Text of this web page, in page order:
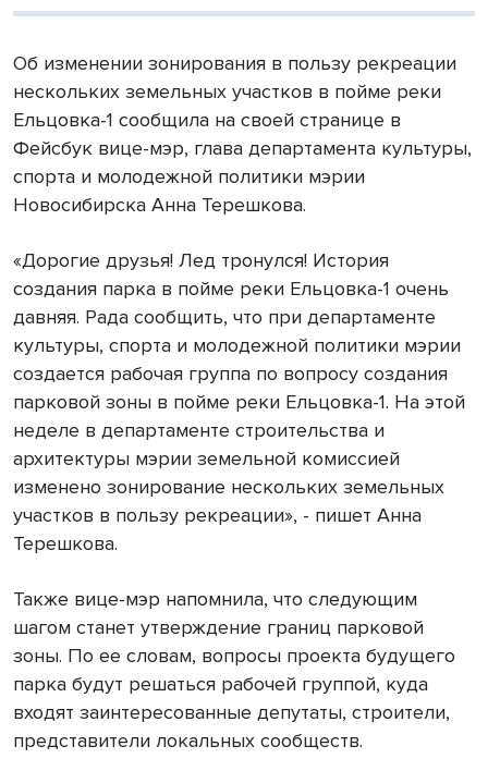
Об изменении зонирования в пользу рекреации
нескольких земельных участков в пойме реки
Ельцовка-1 сообщила на своей странице в
Фейсбук вице-мэр, глава департамента культуры,
спорта и молодежной политики мэрии
Новосибирска Анна Терешкова.
«Дорогие друзья! Лед тронулся! История
создания парка в пойме реки Ельцовка-1 очень
давняя. Рада сообщить, что при департаменте
культуры, спорта и молодежной политики мэрии
создается рабочая группа по вопросу создания
парковой зоны в пойме реки Ельцовка-1. На этой
неделе в департаменте строительства и
архитектуры мэрии земельной комиссией
изменено зонирование нескольких земельных
участков в пользу рекреации», - пишет Анна
Терешкова.
Также вице-мэр напомнила, что следующим
шагом станет утверждение границ парковой
зоны. По ее словам, вопросы проекта будущего
парка будут решаться рабочей группой, куда
входят заинтересованные депутаты, строители,
представители локальных сообществ.